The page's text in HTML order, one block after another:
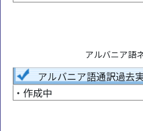
アルバニア語
アルバニア語通訳過去
・作成中